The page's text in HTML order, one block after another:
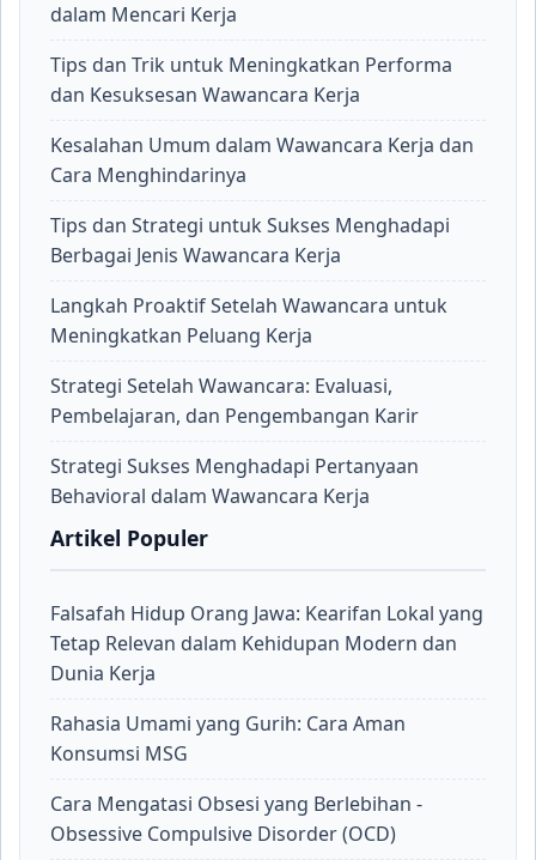
dalam Mencari Kerja
Tips dan Trik untuk Meningkatkan Performa
dan Kesuksesan Wawancara Kerja
Kesalahan Umum dalam Wawancara Kerja dan
Cara Menghindarinya
Tips dan Strategi untuk Sukses Menghadapi
Berbagai Jenis Wawancara Kerja
Langkah Proaktif Setelah Wawancara untuk
Meningkatkan Peluang Kerja
Strategi Setelah Wawancara: Evaluasi,
Pembelajaran, dan Pengembangan Karir
Strategi Sukses Menghadapi Pertanyaan
Behavioral dalam Wawancara Kerja
Artikel Populer
Falsafah Hidup Orang Jawa: Kearifan Lokal yang
Tetap Relevan dalam Kehidupan Modern dan
Dunia Kerja
Rahasia Umami yang Gurih: Cara Aman
Konsumsi MSG
Cara Mengatasi Obsesi yang Berlebihan -
Obsessive Compulsive Disorder (OCD)